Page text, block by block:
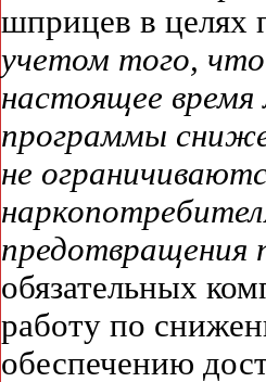
шприцев в целях
учетом того,
настоящее
программы
не
предотвращения
обязательных
работу по
обеспечению